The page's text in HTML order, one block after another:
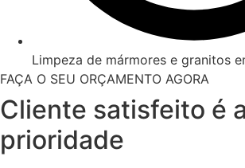
Limpeza de mármores e granitos
FAÇA O SEU ORÇAMENTO AGORA
Cliente satisfeito é
prioridade